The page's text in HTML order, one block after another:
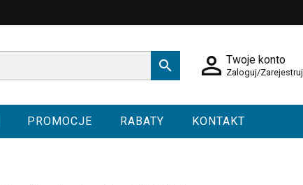
  Twoje konto
Zaloguj/Zarejestruj
PROMOCJE RABATY KONTAKT